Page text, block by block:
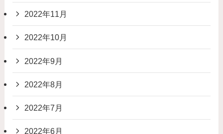
2022年11月
2022年10月
2022年9月
2022年8月
2022年7月
2022年6月